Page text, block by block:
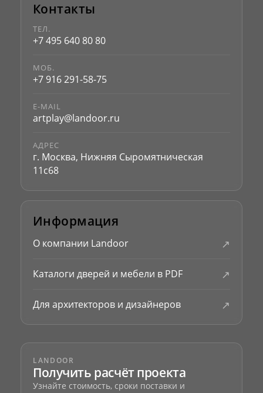
Контакты
ТЕЛ.
+7 495 640 80 80
МОБ.
+7 916 291-58-75
E-MAIL
artplay@landoor.ru
АДРЕС
г. Москва, Нижняя Сыромятническая
11с68
Информация
О компании Landoor ↗
Каталоги дверей и мебели в PDF ↗
Для архитекторов и дизайнеров ↗
LANDOOR
Получить расчёт проекта
Узнайте стоимость, сроки поставки и